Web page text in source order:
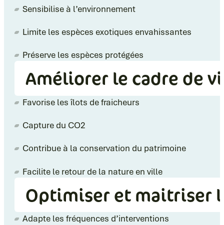
Sensibilise à l’environnement
Limite les espèces exotiques envahissantes
Préserve les espèces protégées
Améliorer le cadre de
Favorise les îlots de fraicheurs
Capture du CO2
Contribue à la conservation du patrimoine
Facilite le retour de la nature en ville
Optimiser et maitriser
Adapte les fréquences d’interventions